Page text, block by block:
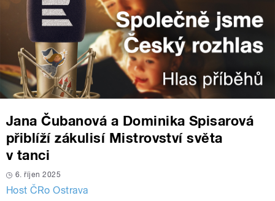
Jana Čubanová a Dominika Spisarová
přiblíží zákulisí Mistrovství světa
v tanci
6. říjen 2025
Host ČRo Ostrava